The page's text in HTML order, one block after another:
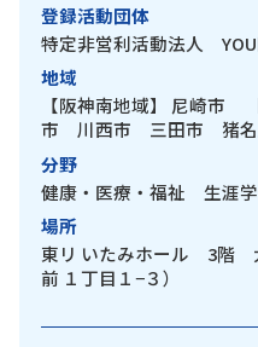
登録活動団体
特定非営利活動法人
地域
【阪神南地域】
尼崎市
市 川西市 三田市 猪
分野
健康・医療・福祉 生涯
場所
東リ いたみホール 3階
前 １丁目１−３）